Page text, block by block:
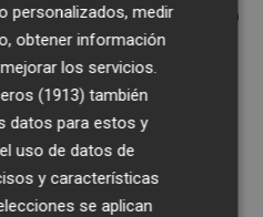
en este año y medio
tanto sus guisos
los primeros,
de rape y mariscos;
caldereta, colloni
espardenyàde pato de
este ultimo
personalizados, medir
obtener información
los servicios.
(1913) también
datos para estos y
uso de datos de
y características
se aplican